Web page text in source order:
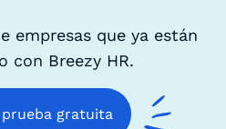
empresas que ya están
con Breezy HR.
gratuita